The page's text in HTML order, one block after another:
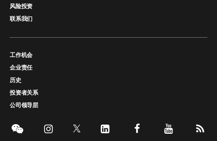
风险投资
联系我们
工作机会
企业责任
历史
投资者关系
公司领导层